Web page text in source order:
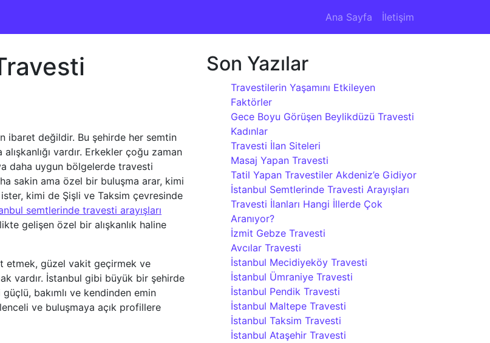
Ana Sayfa İletişim
ibaret değildir. Bu şehirde her semtin
vardır. Erkekler çoğu zaman
daha uygun bölgelerde travesti
sakin ama özel bir buluşma arar, kimi
ister, kimi de Şişli ve Taksim çevresinde
semtlerinde travesti arayışları
gelişen özel bir alışkanlık haline
etmek, güzel vakit geçirmek ve
vardır. İstanbul gibi büyük bir şehirde
bakımlı ve kendinden emin
ve buluşmaya açık profillere
Son Yazılar
Travestilerin Yaşamını Etkileyen
Faktörler
Gece Boyu Görüşen Beylikdüzü Travesti
Kadınlar
Travesti İlan Siteleri
Masaj Yapan Travesti
Tatil Yapan Travestiler Akdeniz’e Gidiyor
İstanbul Semtlerinde Travesti Arayışları
Travesti İlanları Hangi İllerde Çok
Aranıyor?
İzmit Gebze Travesti
Avcılar Travesti
İstanbul Mecidiyeköy Travesti
İstanbul Ümraniye Travesti
İstanbul Pendik Travesti
İstanbul Maltepe Travesti
İstanbul Taksim Travesti
İstanbul Ataşehir Travesti